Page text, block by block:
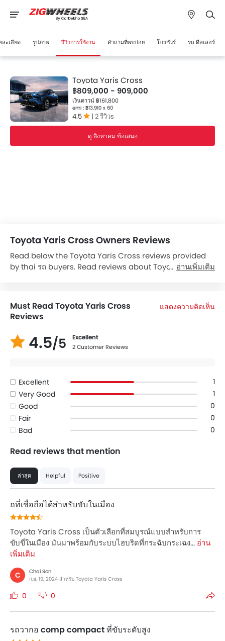
ละเอียด รูปภาพ รีวิวการใช้งาน คำถามที่พบบ่อย โบรชัวร์ รถ ดีลเลอร์
Toyota Yaris Cross
฿809,000 - 909,000
เงินดาวน์ ฿161,800
emi : ฿13,910 x 60
4.5 | 2 รีวิวs
ดู สิงหาคม ข้อเสนอ
Toyota Yaris Cross Owners Reviews
Read below the Toyota Yaris Cross reviews provided
by thai รถ buyers. Read reviews about Toyota Yaris
Toyota Yaris Cross
, of which, 2 users
are happy.
อ่านเพิ่มเติม
Must Read Toyota Yaris Cross
Reviews
แสดงความคิดเห็น
4.5/5 Excellent
2 Customer Reviews
Excellent
1
Very Good
1
Good
0
Fair
0
Bad
0
Read reviews that mention
ล่าสุด Helpful Positive
ถที่เชื่อถือได้สำหรับขับในเมือง
Toyota Yaris Cross เป็นตัวเลือกที่สมบูรณ์แบบสำหรับการ
ขับขี่ในเมือง มันมาพร้อมกับระบบไฮบริดที่กระฉับกระเฉง... อ่าน
เพิ่มเติม
C
Chai Son
ก.ย. 19, 2024 สำหรับ Toyota Yaris Cross
0 0
รถวากอ comp compact ที่ขับระดับสูง